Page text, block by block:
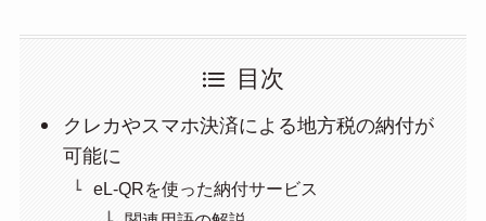
目次
クレカやスマホ決済による地方税の納付が
可能に
eL-QRを使った納付サービス